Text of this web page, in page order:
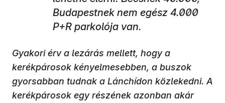
Budapestnek nem egész 4.000
P+R parkolója van.
Gyakori érv a lezárás mellett, hogy a
kerékpárosok kényelmesebben, a buszok
gyorsabban tudnak a Lánchídon közlekedni. A
kerékpárosok egy részének azonban akár